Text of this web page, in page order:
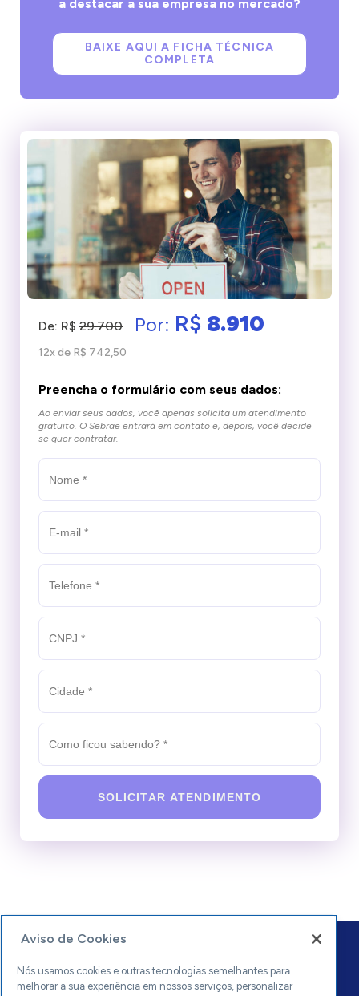
a destacar a sua empresa no mercado?
BAIXE AQUI A FICHA TÉCNICA
COMPLETA
De: R$ 29.700 Por: R$ 8.910
12x de R$ 742,50
Preencha o formulário com seus dados:
Ao enviar seus dados, você apenas solicita um atendimento
gratuito. O Sebrae entrará em contato e, depois, você decide
se quer contratar.
SOLICITAR ATENDIMENTO
Aviso de Cookies
Nós usamos cookies e outras tecnologias semelhantes para
melhorar a sua experiência em nossos serviços, personalizar